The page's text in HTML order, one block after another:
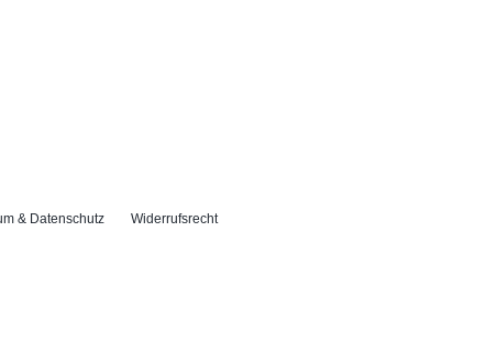
& Datenschutz Widerrufsrecht